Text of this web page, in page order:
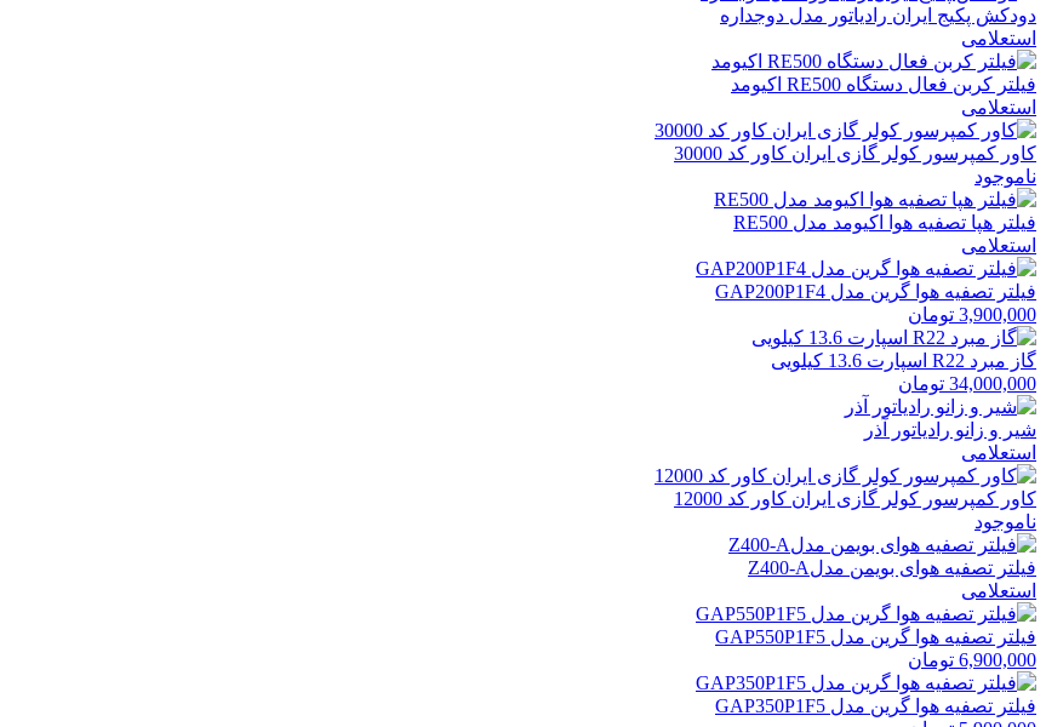
دودکش پکیج ایران رادیاتور مدل دوجداره
استعلامی
فیلتر کربن فعال دستگاه RE500 اکیومد
استعلامی
کاور کمپرسور کولر گازی ایران کاور کد 30000
ناموجود
فیلتر هپا تصفیه هوا اکیومد مدل RE500
استعلامی
فیلتر تصفیه هوا گرین مدل GAP200P1F4
3,900,000 تومان
گاز مبرد R22 اسپارت 13.6 کیلویی
34,000,000 تومان
شیر و زانو رادیاتور آذر
استعلامی
کاور کمپرسور کولر گازی ایران کاور کد 12000
ناموجود
فیلتر تصفیه هوای بویمن مدلZ400-A
استعلامی
فیلتر تصفیه هوا گرین مدل GAP550P1F5
6,900,000 تومان
فیلتر تصفیه هوا گرین مدل GAP350P1F5